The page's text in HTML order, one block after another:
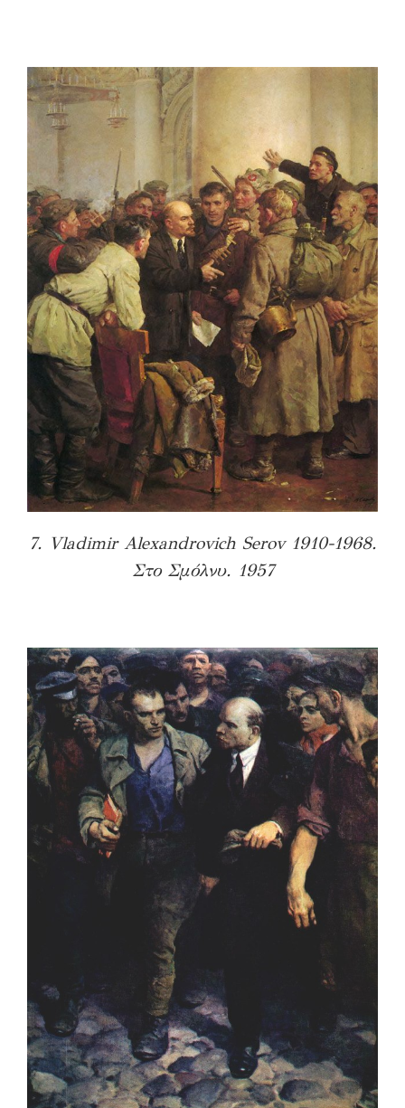
7. Vladimir Alexandrovich Serov 1910-1968.
Στο Σμόλνυ. 1957